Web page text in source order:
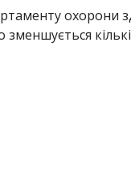
охорони